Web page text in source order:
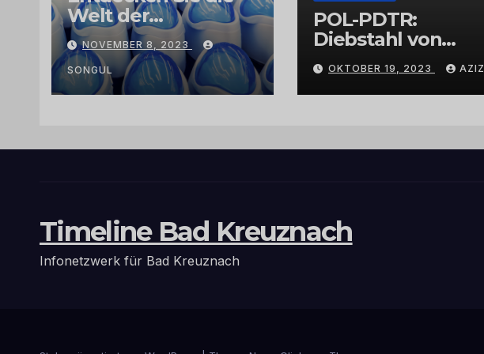
Welt der
Exklusivität:
Arganöl,
Kaktusfeigenkernöl
und
vertrauenswürdige
NOVEMBER 8, 2023
SONGUL
POL-PDTR:
Diebstahl von
Grabschmuck
OKTOBER 19, 2023 AZIZ
Timeline Bad Kreuznach
Infonetzwerk für Bad Kreuznach